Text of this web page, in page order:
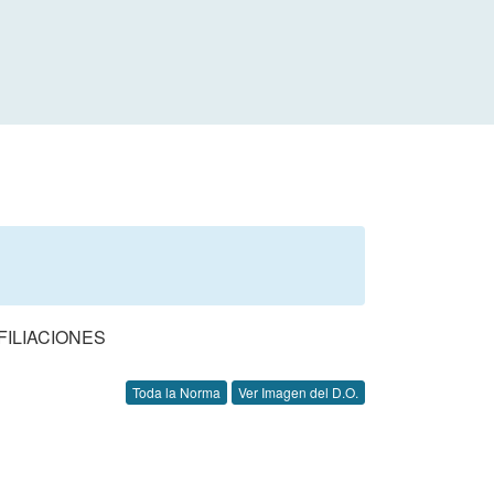
Toda la Norma Ver Imagen del D.O.